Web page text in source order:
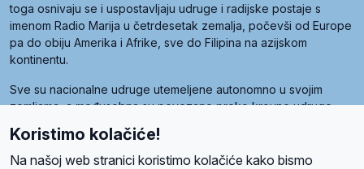
toga osnivaju se i uspostavljaju udruge i radijske postaje s
imenom Radio Marija u četrdesetak zemalja, počevši od Europe
pa do obiju Amerika i Afrike, sve do Filipina na azijskom
kontinentu.
Sve su nacionalne udruge utemeljene autonomno u svojim
zemljama, a međusobna su povezane preko krovne udruge
Radio Maria). Svjetsku obitelj utemeljilo je sedam članica, među
kojima je i hrvatska Udruga Radio Marija.
Koristimo kolačiće!
Na našoj web stranici koristimo kolačiće kako bismo